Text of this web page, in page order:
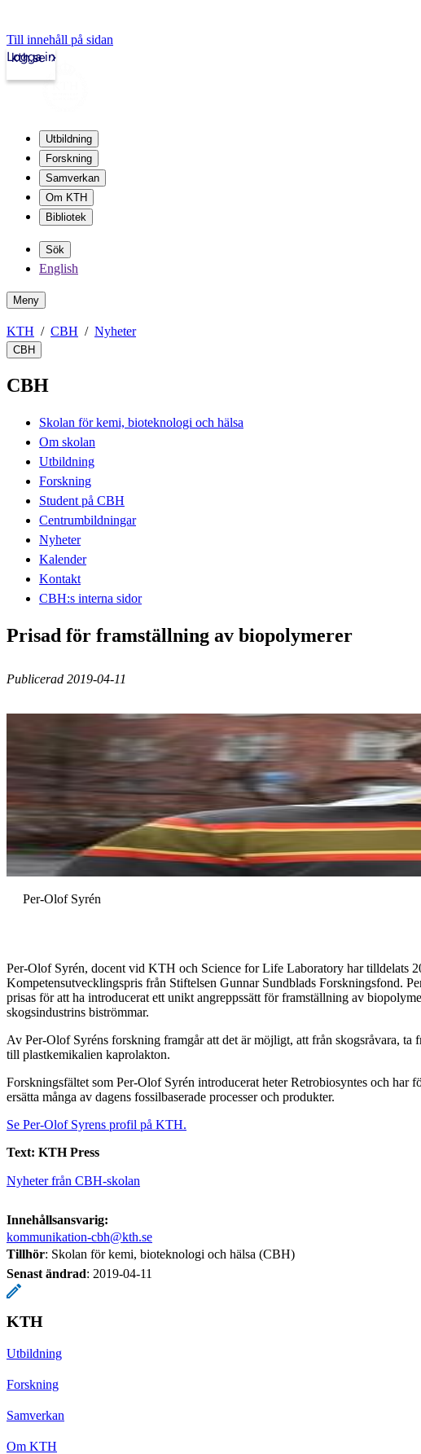
Till innehåll på sidan
kth.se
Logga in
Utbildning
Forskning
Samverkan
Om KTH
Bibliotek
Sök
English
Meny
KTH CBH Nyheter
CBH
CBH
Skolan för kemi, bioteknologi och hälsa
Om skolan
Utbildning
Forskning
Student på CBH
Centrumbildningar
Nyheter
Kalender
Kontakt
CBH:s interna sidor
Prisad för framställning av biopolymerer
Publicerad 2019-04-11
Per-Olof Syrén
Per-Olof Syrén, docent vid KTH och Science for Life Laboratory har tilldelats
Kompetensutvecklingspris från Stiftelsen Gunnar Sundblads Forskningsfond.
prisas för att ha introducerat ett unikt angreppssätt för framställning av
skogsindustrins biströmmar.
Av Per-Olof Syréns forskning framgår att det är möjligt, att från skogsråvara, ta
till plastkemikalien kaprolakton.
Forskningsfältet som Per-Olof Syrén introducerat heter Retrobiosyntes och har
ersätta många av dagens fossilbaserade processer och produkter.
Se Per-Olof Syrens profil på KTH.
Text: KTH Press
Nyheter från CBH-skolan
Innehållsansvarig:
kommunikation-cbh@kth.se
Tillhör: Skolan för kemi, bioteknologi och hälsa (CBH)
Senast ändrad: 2019-04-11
KTH
Utbildning
Forskning
Samverkan
Om KTH